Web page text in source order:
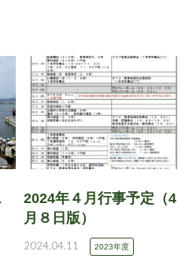
2024年４月行事予定（4
月８日版）
2024.04.11 2023年度